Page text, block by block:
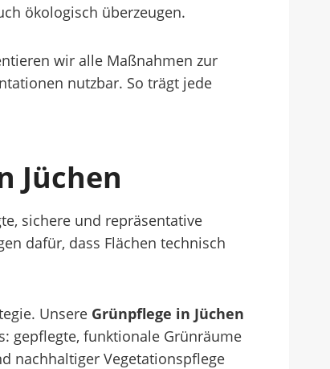
ökologisch überzeugen.
wir alle Maßnahmen zur
nutzbar. So trägt jede
Jüchen
sichere und repräsentative
dafür, dass Flächen technisch
Unsere Grünpflege in Jüchen
gepflegte, funktionale Grünräume
nachhaltiger Vegetationspflege